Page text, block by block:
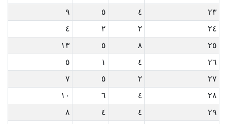
٢٣
٤ ٥
٩
٢٤
٢ ٢
٤
٢٥
٨ ٥
١٣
٢٦
٤ ١
٥
٢٧
٢ ٥
٧
٢٨
٤ ٦
١٠
٢٩
٤ ٤
٨